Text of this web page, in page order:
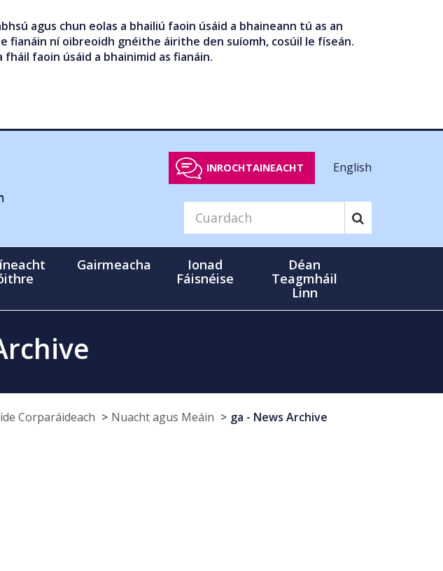
agus chun eolas a bhailiú faoin úsáid a bhaineann tú as an
fianáin ní oibreoidh gnéithe áirithe den suíomh, cosúil le físeán.
faoin úsáid a bhainimid as fianáin.
INROCHTAINEACHT English
Gairmeacha
Ionad
Fáisnéise
Déan
Teagmháil
Linn
Corparáideach Nuacht agus Meáin
ga - News Archive